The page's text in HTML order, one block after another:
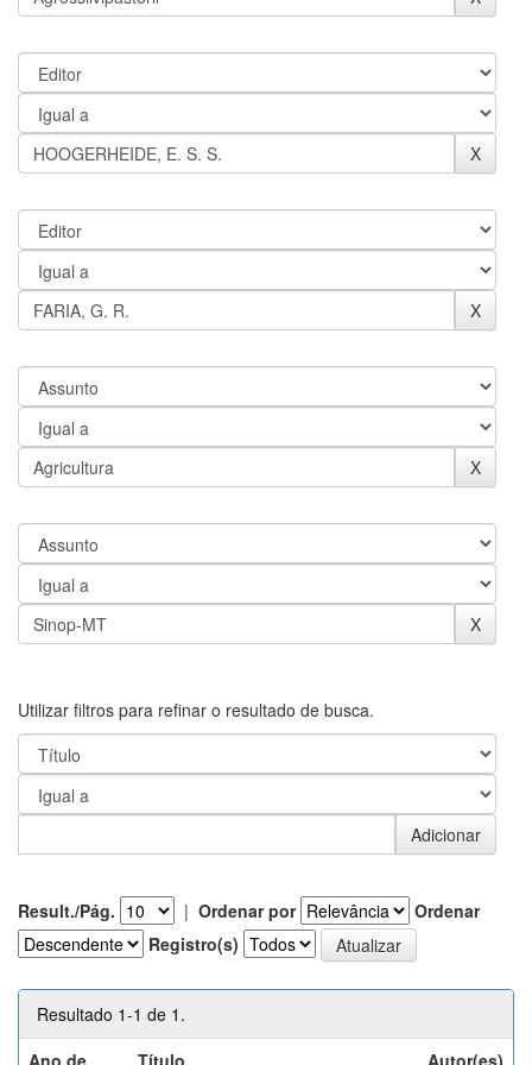
Utilizar filtros para refinar o resultado de busca.
Result./Pág. | Ordenar por
Ordenar
Registro(s)
Resultado 1-1 de 1.
Ano de
Título Autor(es)